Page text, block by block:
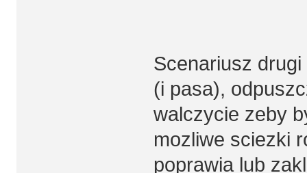
Scenariusz
(i pasa),
walczycie zeby
mozliwe sciezki
poprawia lub